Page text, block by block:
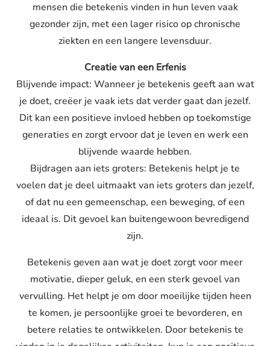
mensen die betekenis vinden in hun leven vaak
gezonder zijn, met een lager risico op chronische
ziekten en een langere levensduur.
Creatie van een Erfenis
Blijvende impact: Wanneer je betekenis geeft aan wat
je doet, creëer je vaak iets dat verder gaat dan jezelf.
Dit kan een positieve invloed hebben op toekomstige
generaties en zorgt ervoor dat je leven en werk een
blijvende waarde hebben.
Bijdragen aan iets groters: Betekenis helpt je te
voelen dat je deel uitmaakt van iets groters dan jezelf,
of dat nu een gemeenschap, een beweging, of een
ideaal is. Dit gevoel kan buitengewoon bevredigend
zijn.
Betekenis geven aan wat je doet zorgt voor meer
motivatie, dieper geluk, en een sterk gevoel van
vervulling. Het helpt je om door moeilijke tijden heen
te komen, je persoonlijke groei te bevorderen, en
betere relaties te ontwikkelen. Door betekenis te